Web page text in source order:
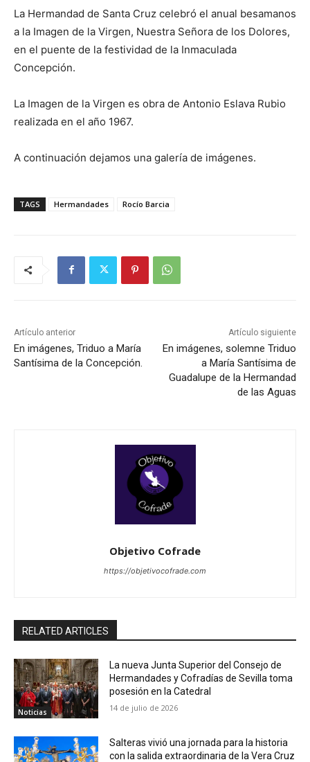
La Hermandad de Santa Cruz celebró el anual besamanos
a la Imagen de la Virgen, Nuestra Señora de los Dolores,
en el puente de la festividad de la Inmaculada
Concepción.
La Imagen de la Virgen es obra de Antonio Eslava Rubio
realizada en el año 1967.
A continuación dejamos una galería de imágenes.
TAGS Hermandades Rocío Barcia
Artículo anterior
En imágenes, Triduo a María
Santísima de la Concepción.
Artículo siguiente
En imágenes, solemne Triduo
a María Santísima de
Guadalupe de la Hermandad
de las Aguas
Objetivo Cofrade
https://objetivocofrade.com
RELATED ARTICLES
Noticias
La nueva Junta Superior del Consejo de
Hermandades y Cofradías de Sevilla toma
posesión en la Catedral
14 de julio de 2026
Salteras vivió una jornada para la historia
con la salida extraordinaria de la Vera Cruz